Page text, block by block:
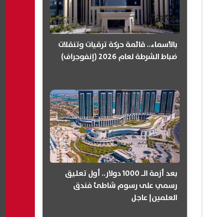
بالأسماء.. قائمة حركة ترقيات وتنقلات
ضباط الشرطة لعام 2026 (إنفوجراف)
بعد أزمة الـ 1000 دولار.. أول تعليق
رسمي على رسوم شاطئ فندق
العلمين| عاجل